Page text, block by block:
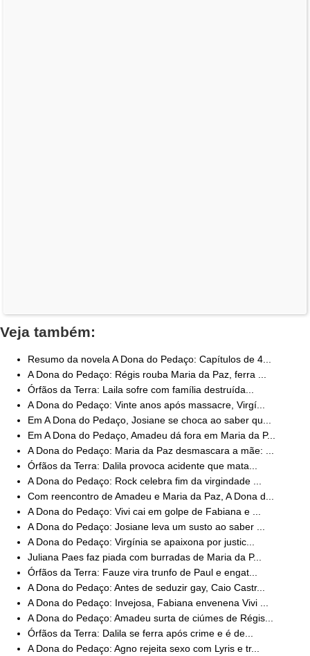
Veja também:
Resumo da novela A Dona do Pedaço: Capítulos de 4...
A Dona do Pedaço: Régis rouba Maria da Paz, ferra ...
Órfãos da Terra: Laila sofre com família destruída...
A Dona do Pedaço: Vinte anos após massacre, Virgí...
Em A Dona do Pedaço, Josiane se choca ao saber qu...
Em A Dona do Pedaço, Amadeu dá fora em Maria da P...
A Dona do Pedaço: Maria da Paz desmascara a mãe: ...
Órfãos da Terra: Dalila provoca acidente que mata...
A Dona do Pedaço: Rock celebra fim da virgindade ...
Com reencontro de Amadeu e Maria da Paz, A Dona d...
A Dona do Pedaço: Vivi cai em golpe de Fabiana e ...
A Dona do Pedaço: Josiane leva um susto ao saber ...
A Dona do Pedaço: Virgínia se apaixona por justic...
Juliana Paes faz piada com burradas de Maria da P...
Órfãos da Terra: Fauze vira trunfo de Paul e engat...
A Dona do Pedaço: Antes de seduzir gay, Caio Castr...
A Dona do Pedaço: Invejosa, Fabiana envenena Vivi ...
A Dona do Pedaço: Amadeu surta de ciúmes de Régis...
Órfãos da Terra: Dalila se ferra após crime e é de...
A Dona do Pedaço: Agno rejeita sexo com Lyris e tr...